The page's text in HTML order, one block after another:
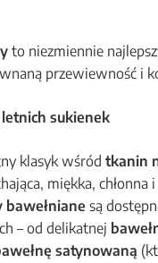
to niezmiennie
przewiewność i
letnich sukienek
klasyk wśród tkanin
miękka, chłonna
bawełniane są
– od delikatnej
satynowaną